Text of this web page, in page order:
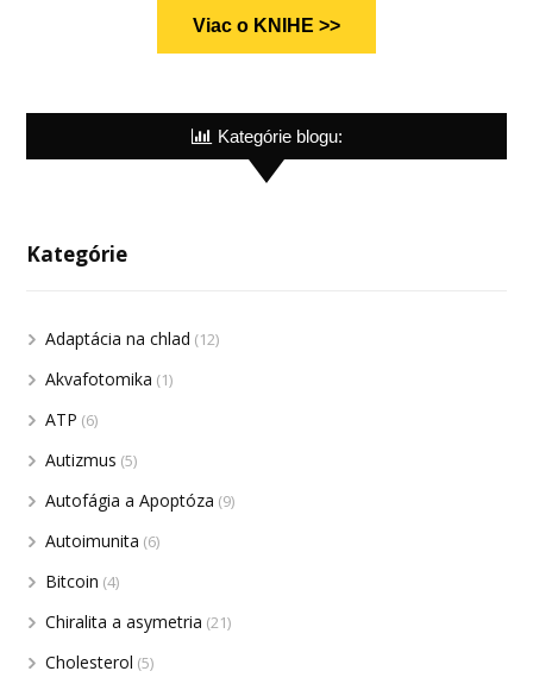
Viac o KNIHE >>
Kategórie blogu:
Kategórie
Adaptácia na chlad (12)
Akvafotomika (1)
ATP (6)
Autizmus (5)
Autofágia a Apoptóza (9)
Autoimunita (6)
Bitcoin (4)
Chiralita a asymetria (21)
Cholesterol (5)